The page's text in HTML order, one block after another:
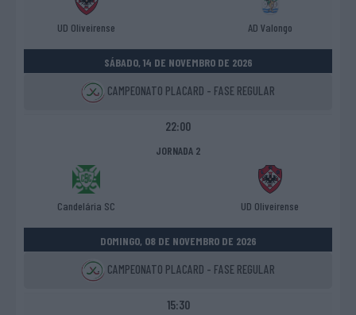
UD Oliveirense AD Valongo
SÁBADO, 14 DE NOVEMBRO DE 2026
CAMPEONATO PLACARD - FASE REGULAR
22:00
JORNADA 2
Candelária SC UD Oliveirense
DOMINGO, 08 DE NOVEMBRO DE 2026
CAMPEONATO PLACARD - FASE REGULAR
15:30